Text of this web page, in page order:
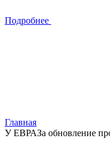
Подробнее
Главная
У ЕВРАЗа обновление